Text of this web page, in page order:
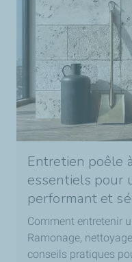
Entretien poêle
essentiels pour
performant et
Comment entretenir
Ramonage,
conseils pratiques